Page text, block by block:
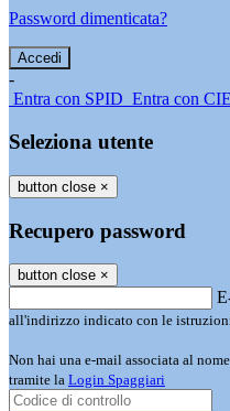
Password dimenticata?
-
Entra con SPID Entra con CIE
Seleziona utente
button close ×
Recupero password
button close ×
all'indirizzo indicato con le
Non hai una e-mail associata al
tramite la Login Spaggiari